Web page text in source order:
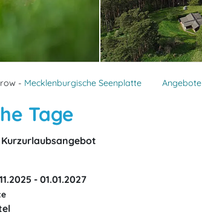
- Mecklenburgische Seenplatte Angebote
Tage
- 01.01.2027